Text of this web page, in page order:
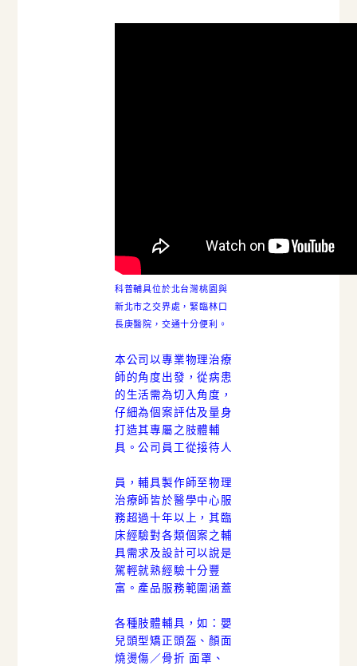
科普輔具位於北台灣桃園與
新北市之交界處，緊臨林口
長庚醫院，交通十分便利。
本公司以專業物理治療
師的角度出發，從病患
的生活需為切入角度，
仔細為個案評估及量身
打造其專屬之肢體輔
具。公司員工從接待人
員，輔具製作師至物理
治療師皆於醫學中心服
務超過十年以上，其臨
床經驗對各類個案之輔
具需求及設計可以說是
駕輕就熟經驗十分豐
富。 產品服務範圍涵蓋
各種肢體輔具，如：嬰
兒頭型矯正頭盔、顏面
燒燙傷／骨折 面罩、